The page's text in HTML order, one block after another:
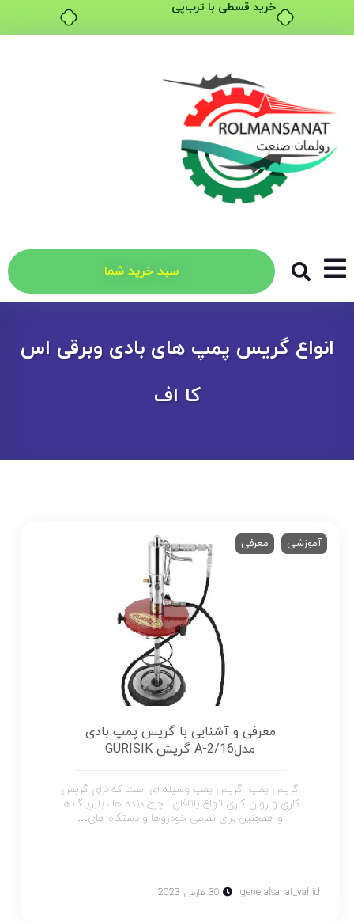
خرید قسطی با ترب‌پی
سبد خرید شما
انواع گریس پمپ های بادی وبرقی اس
کا اف
آموزشی معرفی
معرفی و آشنایی با گریس پمپ بادی
مدلA-2/16 گریش GURISIK
گریس پمپ گریس پمپ وسیله ای است که برای گریس
کاری و روان کاری انواع یاتاقان ، چرخ دنده ها ، بلبرینگ ها
و همچنین برای تمامی خودروها و دستگاه های…
generalsanat_vahid 30 مارس 2023